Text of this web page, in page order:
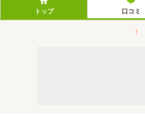
トップ 口コミ
↑